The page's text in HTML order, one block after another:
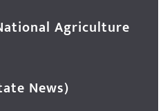
(National Agriculture
News)